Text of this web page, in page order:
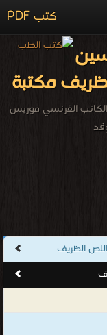
كتب PDF
مكتبة
الفرنسي موريس
الظريف